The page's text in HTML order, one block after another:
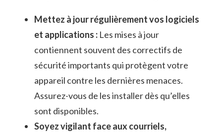
Mettez⁤ à jour régulièrement vos⁣ logiciels
et applications‍ : Les mises à jour‍
contiennent souvent des correctifs de
⁤sécurité ‍importants qui protègent‍ votre
appareil contre ⁢les dernières menaces.
Assurez-vous de les⁢ installer​ dès ‍qu’elles
sont disponibles.
Soyez⁤ vigilant face aux courriels,